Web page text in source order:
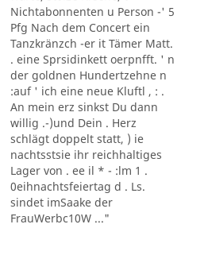
Nichtabonnenten u Person -' 5
Pfg Nach dem Concert ein
Tanzkränzch -er it Tämer Matt.
. eine Sprsidinkett oerpnfft. ' n
der goldnen Hundertzehne n
:auf ' ich eine neue Kluftl , : .
An mein erz sinkst Du dann
willig .-)und Dein . Herz
schlägt doppelt statt, ) ie
nachtsstsie ihr reichhaltiges
Lager von . ee il * - :lm 1 .
0eihnachtsfeiertag d . Ls.
sindet imSaake der
FrauWerbc10W ..."